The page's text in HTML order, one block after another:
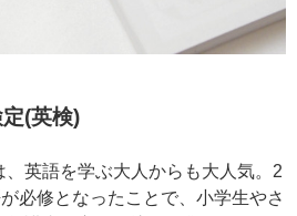
(英検)
英語を学ぶ大人からも大人気。2
必修となったことで、小学生やさ